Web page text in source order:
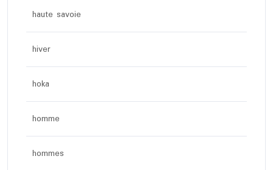
haute savoie
hiver
hoka
homme
hommes